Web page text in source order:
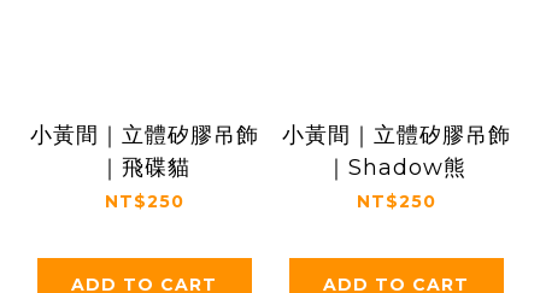
小黃間｜立體矽膠吊飾
｜飛碟貓
NT$250
ADD TO CART
小黃間｜立體矽膠吊飾
｜Shadow熊
NT$250
ADD TO CART